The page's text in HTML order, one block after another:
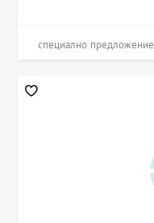
специално предложение